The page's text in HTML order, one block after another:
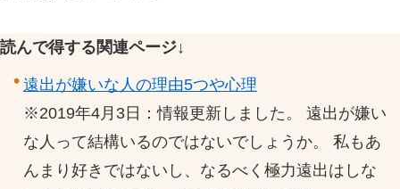
読んで得する関連ページ↓
遠出が嫌いな人の理由5つや心理
※2019年4月3日：情報更新しました。 遠出が嫌い
な人って結構いるのではないでしょうか。 私もあ
んまり好きではないし、なるべく極力遠出はしな